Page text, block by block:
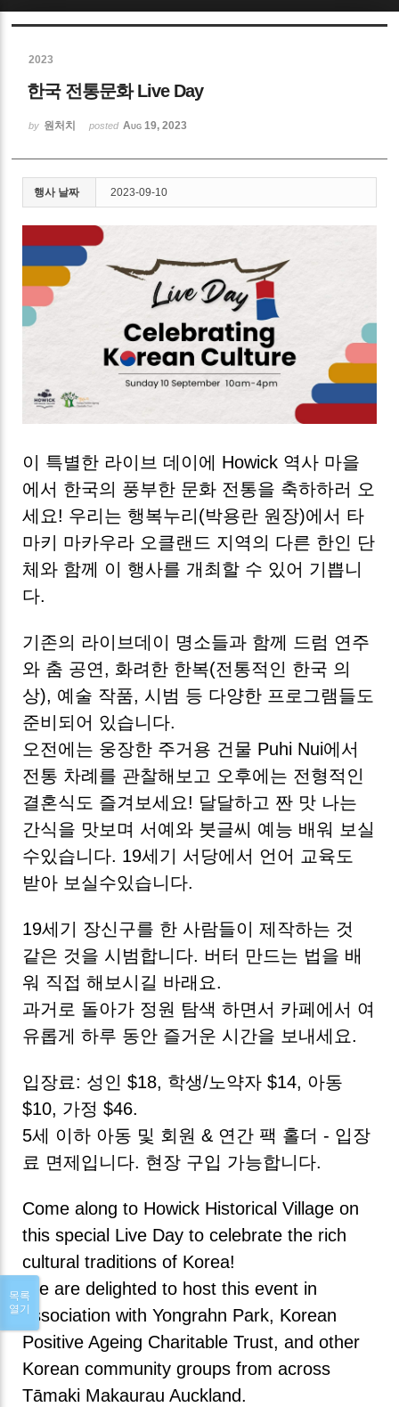
2023
한국 전통문화 Live Day
by 원처치 posted Aug 19, 2023
행사 날짜 2023-09-10
이 특별한 라이브 데이에 Howick 역사 마을
에서 한국의 풍부한 문화 전통을 축하하러 오
세요! 우리는 행복누리(박용란 원장)에서 타
마키 마카우라 오클랜드 지역의 다른 한인 단
체와 함께 이 행사를 개최할 수 있어 기쁩니
다.
기존의 라이브데이 명소들과 함께 드럼 연주
와 춤 공연, 화려한 한복(전통적인 한국 의
상), 예술 작품, 시범 등 다양한 프로그램들도
준비되어 있습니다.
오전에는 웅장한 주거용 건물 Puhi Nui에서
전통 차례를 관찰해보고 오후에는 전형적인
결혼식도 즐겨보세요! 달달하고 짠 맛 나는
간식을 맛보며 서예와 붓글씨 예능 배워 보실
수있습니다. 19세기 서당에서 언어 교육도
받아 보실수있습니다.
19세기 장신구를 한 사람들이 제작하는 것
같은 것을 시범합니다. 버터 만드는 법을 배
워 직접 해보시길 바래요.
과거로 돌아가 정원 탐색 하면서 카페에서 여
유롭게 하루 동안 즐거운 시간을 보내세요.
입장료: 성인 $18, 학생/노약자 $14, 아동
$10, 가정 $46.
5세 이하 아동 및 회원 & 연간 팩 홀더 - 입장
료 면제입니다. 현장 구입 가능합니다.
Come along to Howick Historical Village on
this special Live Day to celebrate the rich
cultural traditions of Korea!
We are delighted to host this event in
association with Yongrahn Park, Korean
Positive Ageing Charitable Trust, and other
Korean community groups from across
Tāmaki Makaurau Auckland.
목록
열기
Sketchbook5, 스케치북5
Sketchbook5, 스케치북5